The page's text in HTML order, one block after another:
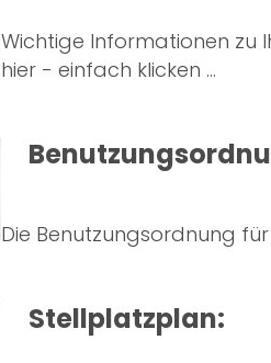
Wichtige Informationen zu
hier - einfach klicken ...
Die Benutzungsordnung
Stellplatzplan: